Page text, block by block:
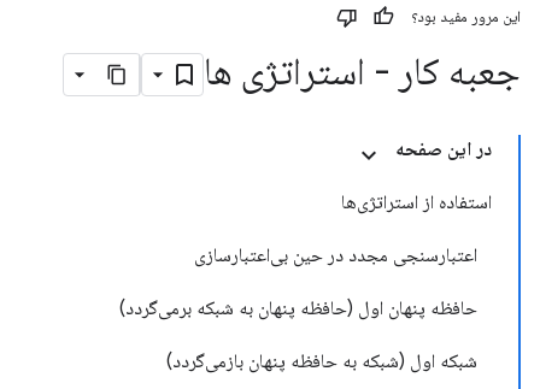
این مرور مفید بود؟
جعبه کار - استراتژی ها
در این صفحه
استفاده از استراتژی‌ها
اعتبارسنجی مجدد در حین بی‌اعتبارسازی
حافظه پنهان اول (حافظه پنهان به شبکه برمی‌گردد)
شبکه اول (شبکه به حافظه پنهان بازمی‌گردد)